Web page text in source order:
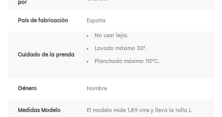
por
País de fabricación España
Cuidado de la prenda
No usar lejía.
Lavado máximo 30°.
Planchado máximo 110°C.
Género Hombre
Medidas Modelo El modelo mide 1,89 cms y lleva la talla L